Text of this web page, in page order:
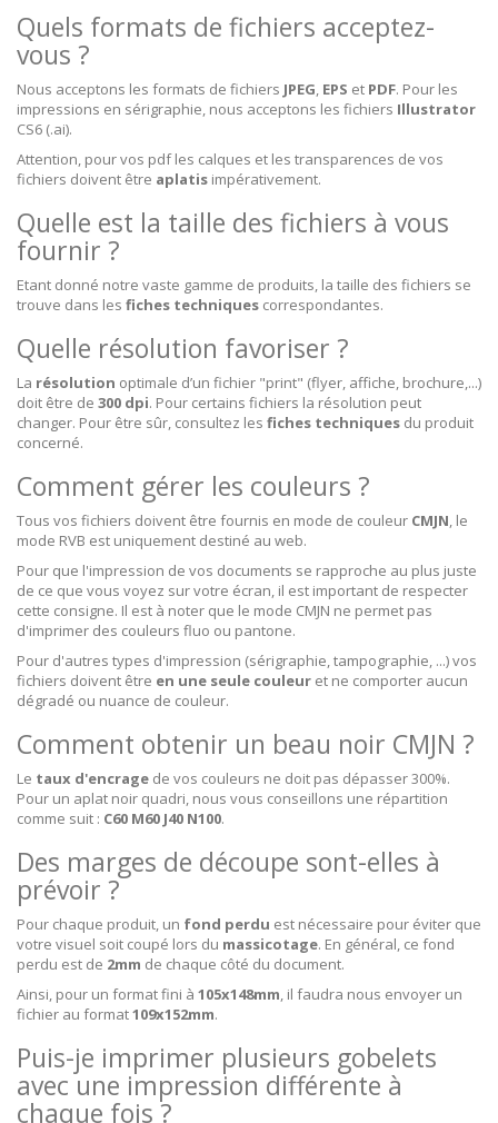
Quels formats de fichiers acceptez-
vous ?
Nous acceptons les formats de fichiers JPEG EPS et PDF. Pour les
impressions en sérigraphie, nous acceptons les fichiers Illustrator
CS6 (.ai).
Attention, pour vos pdf les calques et les transparences de vos
fichiers doivent être aplatis impérativement.
Quelle est la taille des fichiers à vous
fournir ?
Etant donné notre vaste gamme de produits, la taille des fichiers se
trouve dans les fiches techniques correspondantes.
Quelle résolution favoriser ?
La résolution optimale d’un fichier "print" (flyer, affiche, brochure,...)
doit être de 300 dpi. Pour certains fichiers la résolution peut
changer. Pour être sûr, consultez les fiches techniques du produit
concerné.
Comment gérer les couleurs ?
Tous vos fichiers doivent être fournis en mode de couleur CMJN , le
mode RVB est uniquement destiné au web.
Pour que l'impression de vos documents se rapproche au plus juste
de ce que vous voyez sur votre écran, il est important de respecter
cette consigne. Il est à noter que le mode CMJN ne permet pas
d'imprimer des couleurs fluo ou pantone.
Pour d'autres types d'impression (sérigraphie, tampographie, ...) vos
fichiers doivent être en une seule couleur et ne comporter aucun
dégradé ou nuance de couleur.
Comment obtenir un beau noir CMJN ?
Le taux d'encrage de vos couleurs ne doit pas dépasser 300%.
Pour un aplat noir quadri, nous vous conseillons une répartition
comme suit : C60 M60 J40 N100.
Des marges de découpe sont-elles à
prévoir ?
Pour chaque produit, un fond perdu est nécessaire pour éviter que
votre visuel soit coupé lors du massicotage. En général, ce fond
perdu est de 2mm de chaque côté du document.
Ainsi, pour un format fini à 105x148mm , il faudra nous envoyer un
fichier au format109x152mm.
Puis-je imprimer plusieurs gobelets
avec une impression différente à
chaque fois ?